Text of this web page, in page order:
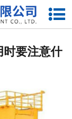
站首页
作伙伴
时要注意什